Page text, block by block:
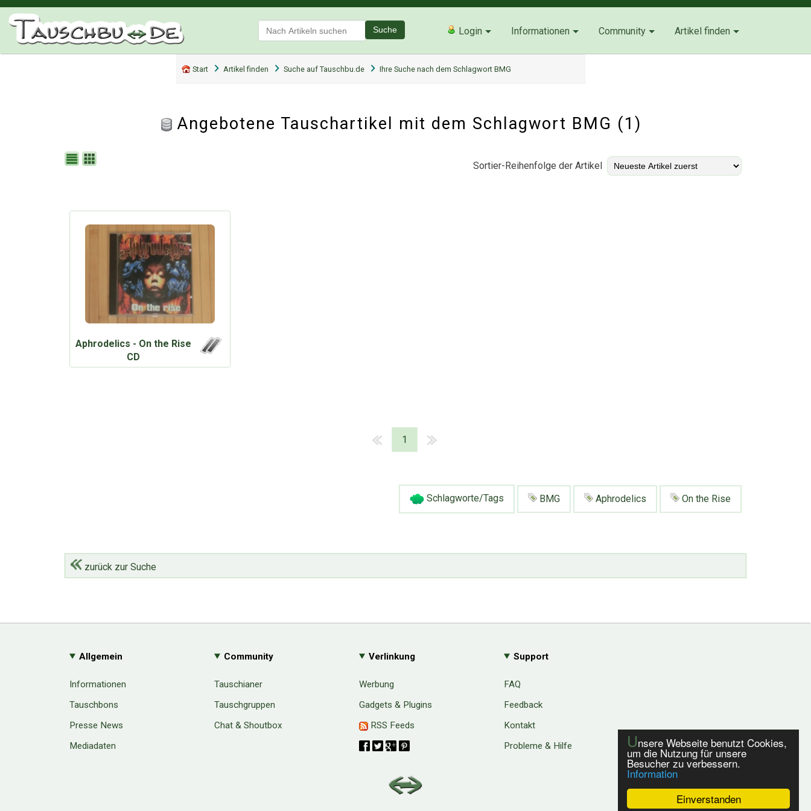
Einverstanden
Unsere Webseite benutzt Cookies,
um die Nutzung für unsere
Besucher zu verbessern.
Information
Suche Login Informationen Community Artikel finden
Start Artikel finden Suche auf Tauschbu.de Ihre Suche nach dem Schlagwort BMG
Angebotene Tauschartikel mit dem Schlagwort BMG (1)
Sortier-Reihenfolge der Artikel
Aphrodelics - On the Rise
CD
1
Schlagworte/Tags BMG Aphrodelics On the Rise
zurück zur Suche
Allgemein
Informationen
Tauschbons
Presse News
Mediadaten
Community
Tauschianer
Tauschgruppen
Chat & Shoutbox
Verlinkung
Werbung
Gadgets & Plugins
RSS Feeds
Support
FAQ
Feedback
Kontakt
Probleme & Hilfe